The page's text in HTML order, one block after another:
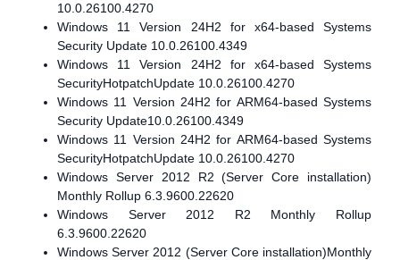
10.0.26100.4270
Windows 11 Version 24H2 for x64-based Systems
Security Update 10.0.26100.4349
Windows 11 Version 24H2 for x64-based Systems
SecurityHotpatchUpdate 10.0.26100.4270
Windows 11 Version 24H2 for ARM64-based Systems
Security Update10.0.26100.4349
Windows 11 Version 24H2 for ARM64-based Systems
SecurityHotpatchUpdate 10.0.26100.4270
Windows Server 2012 R2 (Server Core installation)
Monthly Rollup 6.3.9600.22620
Windows Server 2012 R2 Monthly Rollup
6.3.9600.22620
Windows Server 2012 (Server Core installation)Monthly